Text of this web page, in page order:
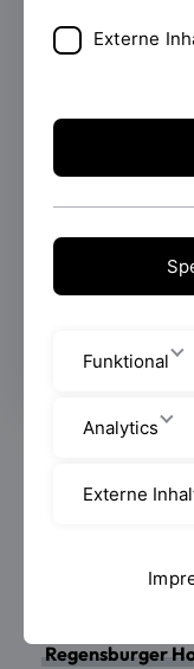
08.02.2023
Ostbayerische
Regensburg
Hochschule
präsentieren
2023, von 8
Lehramt?
Bandbreite an
Regensburger
Externe
Funktional
Analytics
Externe